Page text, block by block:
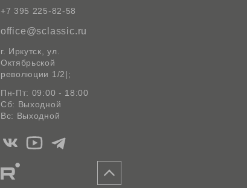
+7 395 225-82-58
office@sclassic.ru
г. Иркутск, ул.
Октябрьской
революции 1/2|;
Пн-Пт: 09:00 - 18:00
Сб: Выходной
Вс: Выходной
Мы
Вконтакте
Мы
Мы
Мы